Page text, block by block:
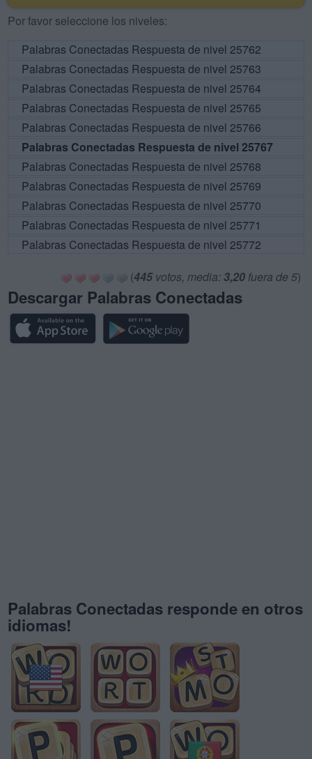
Por favor seleccione los niveles:
Palabras Conectadas Respuesta de nivel 25762
Palabras Conectadas Respuesta de nivel 25763
Palabras Conectadas Respuesta de nivel 25764
Palabras Conectadas Respuesta de nivel 25765
Palabras Conectadas Respuesta de nivel 25766
Palabras Conectadas Respuesta de nivel 25767
Palabras Conectadas Respuesta de nivel 25768
Palabras Conectadas Respuesta de nivel 25769
Palabras Conectadas Respuesta de nivel 25770
Palabras Conectadas Respuesta de nivel 25771
Palabras Conectadas Respuesta de nivel 25772
(445votos, media: 3,20 fuera de 5)
Descargar Palabras Conectadas
Palabras Conectadas responde en otros
idiomas!